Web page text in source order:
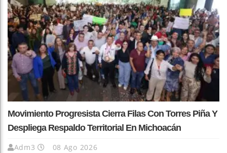
Movimiento Progresista Cierra Filas Con Torres Piña Y
Despliega Respaldo Territorial En Michoacán
Adm3 08 Ago 2026